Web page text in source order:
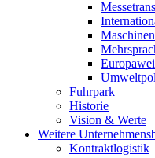
Fuhrpark
Historie
Vision & Werte
Weitere
Kontraktlogistik